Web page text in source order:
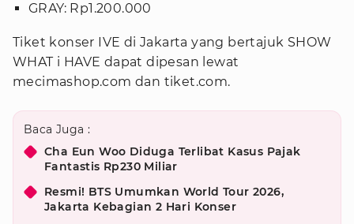
GRAY: Rp1.200.000
Tiket konser IVE di Jakarta yang bertajuk SHOW
WHAT i HAVE dapat dipesan lewat
mecimashop.com dan tiket.com.
Baca Juga :
Cha Eun Woo Diduga Terlibat Kasus Pajak
Fantastis Rp230 Miliar
Resmi! BTS Umumkan World Tour 2026,
Jakarta Kebagian 2 Hari Konser